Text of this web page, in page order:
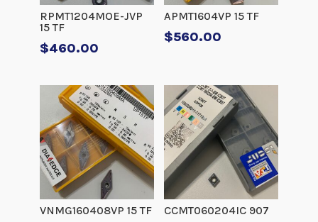
RPMT1204MOE-JVP
15 TF
$460.00
APMT1604VP 15 TF
$560.00
VNMG160408VP 15 TF CCMT060204IC 907